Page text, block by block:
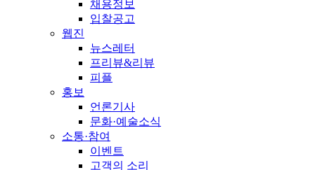
채용정보
입찰공고
웹진
뉴스레터
프리뷰&리뷰
피플
홍보
언론기사
문화·예술소식
소통·참여
이벤트
고객의 소리